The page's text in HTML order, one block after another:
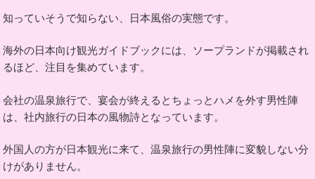
知っていそうで知らない、日本風俗の実態です。
海外の日本向け観光ガイドブックには、ソープランドが掲載され
るほど、注目を集めています。
会社の温泉旅行で、宴会が終えるとちょっとハメを外す男性陣
は、社内旅行の日本の風物詩となっています。
外国人の方が日本観光に来て、温泉旅行の男性陣に変貌しない分
けがありません。